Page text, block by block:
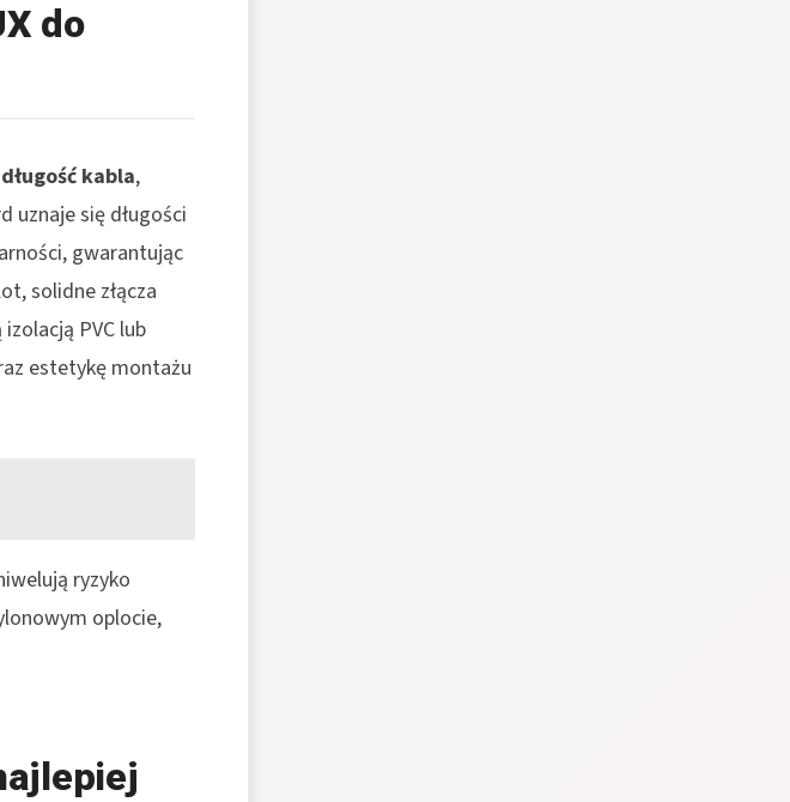
do
długość kabla,
uznaje się długości
gwarantując
solidne złącza
PVC lub
estetykę montażu
ryzyko
oplocie,